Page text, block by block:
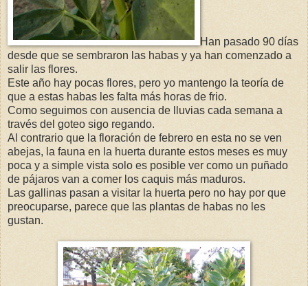
Han pasado 90 días
desde que se sembraron las habas y ya han comenzado a
salir las flores.
Este año hay pocas flores, pero yo mantengo la teoría de
que a estas habas les falta más horas de frio.
Como seguimos con ausencia de lluvias cada semana a
través del goteo sigo regando.
Al contrario que la floración de febrero en esta no se ven
abejas, la fauna en la huerta durante estos meses es muy
poca y a simple vista solo es posible ver como un puñado
de pájaros van a comer los caquis más maduros.
Las gallinas pasan a visitar la huerta pero no hay por que
preocuparse, parece que las plantas de habas no les
gustan.